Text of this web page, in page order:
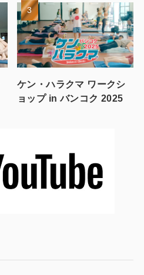
ケン・ハラクマ ワークシ
ョップ in バンコク 2025